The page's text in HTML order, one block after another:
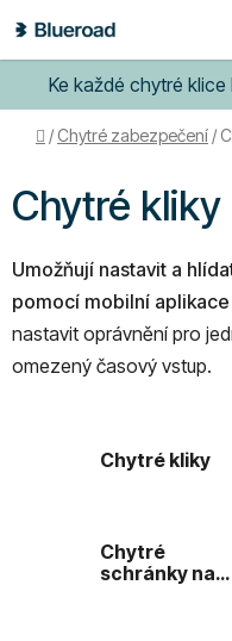
na
obsah
Ke každé chytré klice
Domů
/ Chytré zabezpečení /
Chytré
Umožňují nastavit a
pomocí mobilní aplikace
nastavit oprávnění pro
omezený časový vstup.
Chytré kliky
Chytré
schránky na